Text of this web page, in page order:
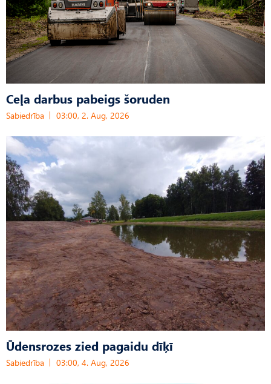
Ceļa darbus pabeigs šoruden
Sabiedrība 03:00, 2. Aug, 2026
Ūdensrozes zied pagaidu dīķī
Sabiedrība 03:00, 4. Aug, 2026